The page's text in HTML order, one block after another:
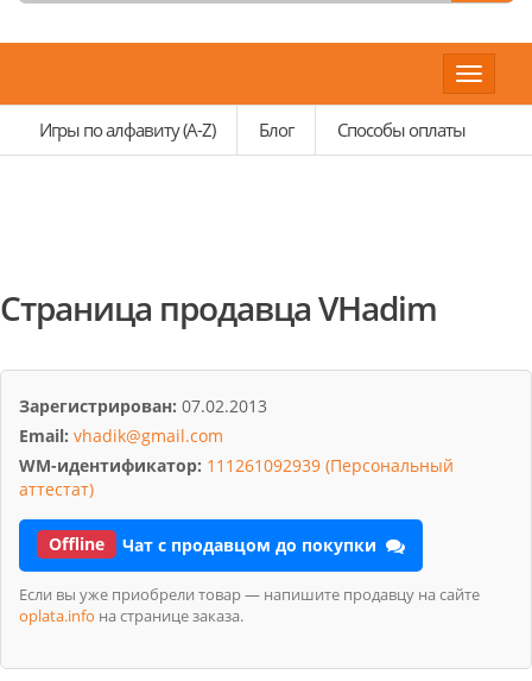
Toggle
Игры по алфавиту (A-Z)
Блог Способы оплаты
Страница продавца VHadim
Зарегистрирован: 07.02.2013
Email: vhadik@gmail.com
WM-идентификатор: 111261092939 (Персональный
аттестат)
Offline Чат с продавцом до покупки
Если вы уже приобрели товар — напишите продавцу на сайте
oplata.info на странице заказа.